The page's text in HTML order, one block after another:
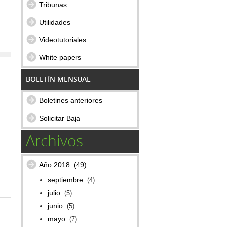
Tribunas
Utilidades
Videotutoriales
White papers
BOLETÍN MENSUAL
Boletines anteriores
Solicitar Baja
Archivos
Año 2018 (49)
septiembre (4)
julio (5)
junio (5)
mayo (7)